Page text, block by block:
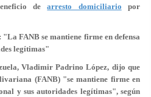
dearresto domiciliario por
FANB se mantiene firme en defensa
legítimas"
Vladimir Padrino López, dijo que
(FANB) "se mantiene firme en
y sus autoridades legítimas", según